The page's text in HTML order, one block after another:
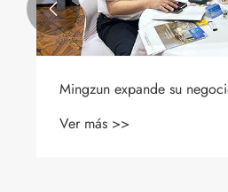
de pisos
¿Puede el
